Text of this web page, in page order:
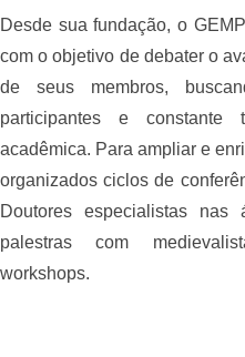
Desde sua fundação, o
com o objetivo de debater o
de seus membros,
participantes e constante
acadêmica. Para ampliar e
organizados ciclos de
Doutores especialistas
palestras com
workshops.